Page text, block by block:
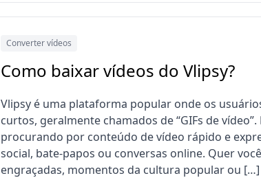
Converter vídeos
Como baixar vídeos do Vlipsy?
Vlipsy é uma plataforma popular onde os
curtos, geralmente chamados de “GIFs de
procurando por conteúdo de vídeo rápido e
social, bate-papos ou conversas online. Quer
engraçadas, momentos da cultura popular ou […]